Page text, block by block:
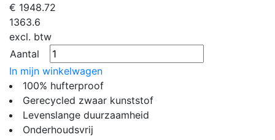
€ 1948.72
1363.6
excl. btw
Aantal
In mijn winkelwagen
100% hufterproof
Gerecycled zwaar kunststof
Levenslange duurzaamheid
Onderhoudsvrij